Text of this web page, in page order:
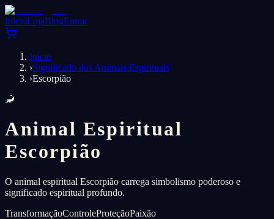
InícioLojaBlogEntrar
Início
›Significado dos Animais Espirituais
›Escorpião
🦂
Animal Espiritual
Escorpião
O animal espiritual Escorpião carrega simbolismo poderoso e
significado espiritual profundo.
TransformaçãoControleProteçãoPaixão